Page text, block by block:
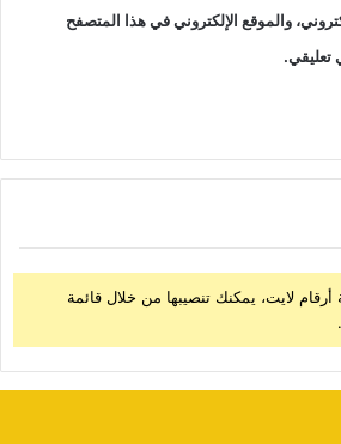
والموقع الإلكتروني في هذا المتصفح
تعليقي.
لايت، يمكنك تنصيبها من خلال قائمة